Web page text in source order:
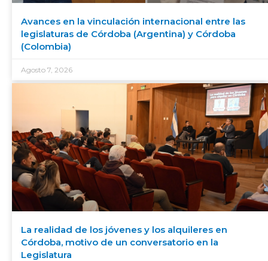
Avances en la vinculación internacional entre las
legislaturas de Córdoba (Argentina) y Córdoba
(Colombia)
Agosto 7, 2026
La realidad de los jóvenes y los alquileres en
Córdoba, motivo de un conversatorio en la
Legislatura